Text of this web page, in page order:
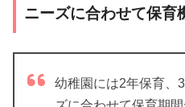
ニーズに合わせて保育
幼稚園には2年保育、